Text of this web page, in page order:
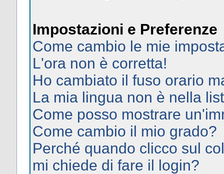
Impostazioni e Preferenze
Come cambio le mie
L'ora non è corretta!
Ho cambiato il fuso orario
La mia lingua non è nella
Come posso mostrare
Come cambio il mio grado?
Perché quando clicco sul
mi chiede di fare il login?